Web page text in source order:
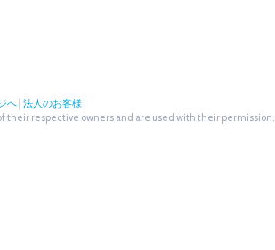
へ 法人のお客様
their respective owners and are used with their permission.